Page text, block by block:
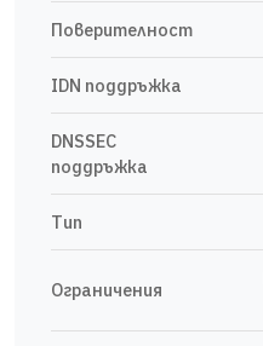
Поверителност
IDN поддръжка
DNSSEC
поддръжка
Тип
Ограничения